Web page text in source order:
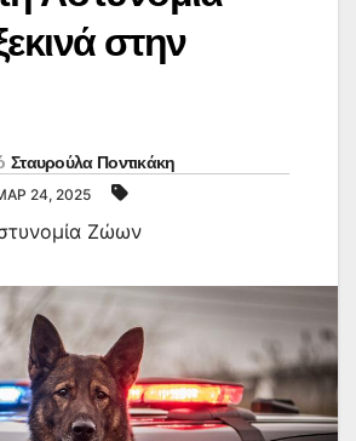
στην
Σταυρούλα Ποντικάκη
24, 2025
Ζώων